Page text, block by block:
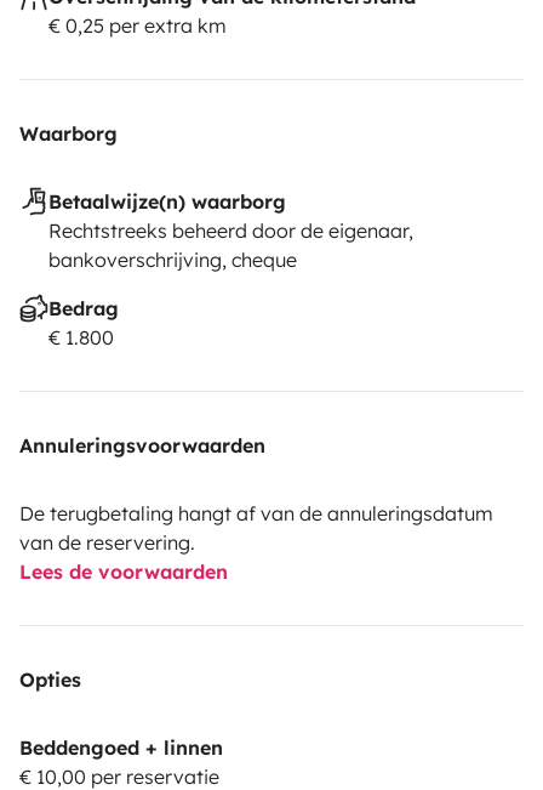
€ 0,25 per extra km
Waarborg
Betaalwijze(n) waarborg
Rechtstreeks beheerd door de eigenaar,
bankoverschrijving, cheque
Bedrag
€ 1.800
Annuleringsvoorwaarden
De terugbetaling hangt af van de annuleringsdatum
van de reservering.
Lees de voorwaarden
Opties
Beddengoed + linnen
€ 10,00 per reservatie